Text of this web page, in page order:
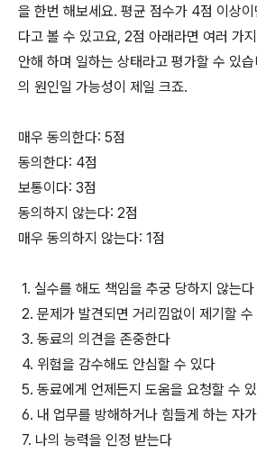
을 한번 해보세요. 평균 점수가 4점 이상
다고 볼 수 있고요, 2점 아래라면 여러 가
안해 하며 일하는 상태라고 평가할 수 있
의 원인일 가능성이 제일 크죠.
매우 동의한다: 5점
동의한다: 4점
보통이다: 3점
동의하지 않는다: 2점
매우 동의하지 않는다: 1점
1. 실수를 해도 책임을 추궁 당하지 않는다
2. 문제가 발견되면 거리낌없이 제기할 수
3. 동료의 의견을 존중한다
4. 위험을 감수해도 안심할 수 있다
5. 동료에게 언제든지 도움을 요청할 수
6. 내 업무를 방해하거나 힘들게 하는 자
7. 나의 능력을 인정 받는다